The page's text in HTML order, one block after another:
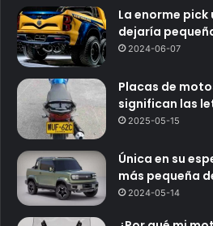
La enorme pick
dejaría
2024-06-07
Placas de
significan las
2025-05-15
Única en su
más pequeña
2024-05-14